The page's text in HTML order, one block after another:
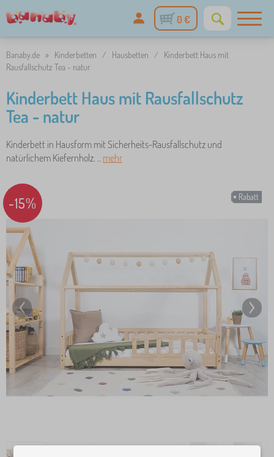
0 €
Banaby.de » Kinderbetten / Hausbetten /
Kinderbett Haus mit
Rausfallschutz Tea - natur
Kinderbett Haus mit Rausfallschutz
Tea - natur
Kinderbett in Hausform mit Sicherheits-Rausfallschutz und
natürlichem Kiefernholz. .. mehr
Rabatt
-15%